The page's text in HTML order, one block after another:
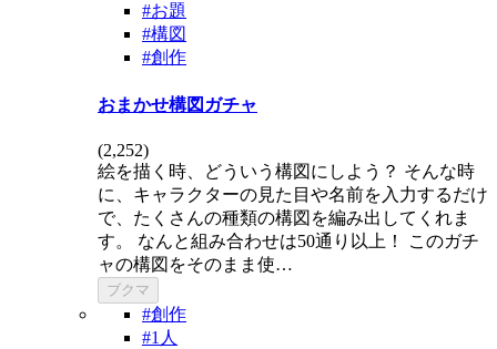
#お題
#構図
#創作
おまかせ構図ガチャ
(2,252)
絵を描く時、どういう構図にしよう？ そんな時
に、キャラクターの見た目や名前を入力するだけ
で、たくさんの種類の構図を編み出してくれま
す。 なんと組み合わせは50通り以上！ このガチ
ャの構図をそのまま使…
ブクマ
#創作
#1人